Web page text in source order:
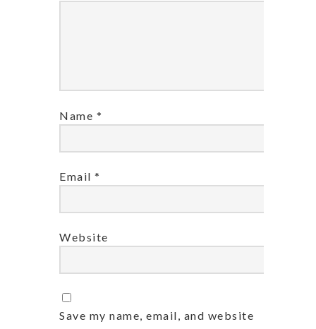
Name *
Email *
Website
Save my name, email, and website